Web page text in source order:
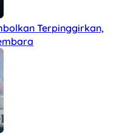
Terpinggirkan,